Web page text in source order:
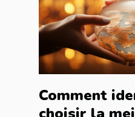
Comment